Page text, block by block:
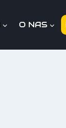
O NAS